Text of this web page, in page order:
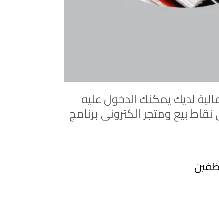
لديك يمكنك الدخول عليه
بيع ومتجر الكتروني برنامج